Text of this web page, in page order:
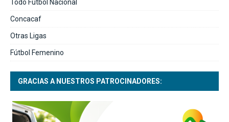
Todo Fútbol Nacional
Concacaf
Otras Ligas
Fútbol Femenino
GRACIAS A NUESTROS PATROCINADORES: